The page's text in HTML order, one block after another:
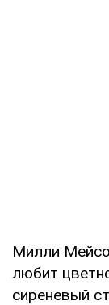
Милли
любит
сиреневый